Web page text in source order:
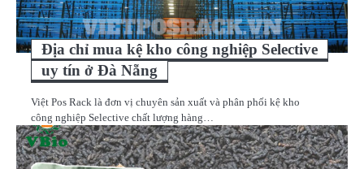
Địa chỉ mua kệ kho công nghiệp Selective
uy tín ở Đà Nẵng
Việt Pos Rack là đơn vị chuyên sản xuất và phân phối kệ kho
công nghiệp Selective chất lượng hàng…